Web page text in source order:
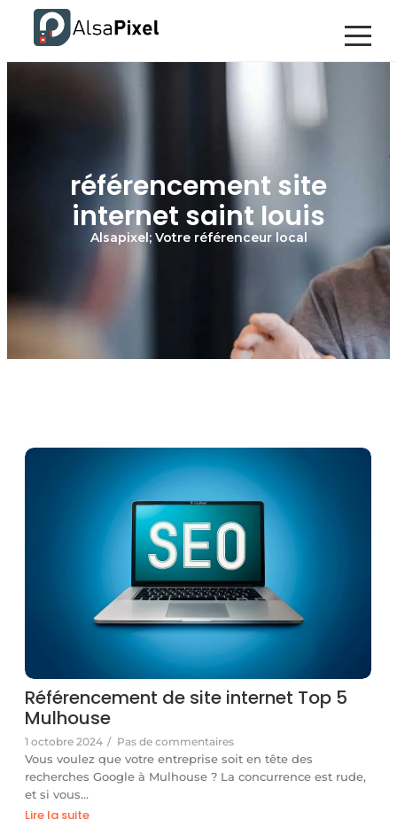
référencement site
internet saint louis
Alsapixel; Votre référenceur local
Référencement de site internet Top 5
Mulhouse
1 octobre 2024 / Pas de commentaires
Vous voulez que votre entreprise soit en tête des
recherches Google à Mulhouse ? La concurrence est rude,
et si vous…
Lire la suite